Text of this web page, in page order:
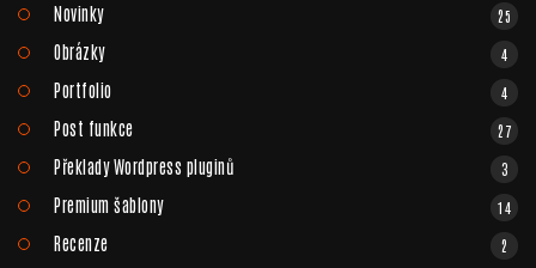
Novinky 25
Obrázky 4
Portfolio 4
Post funkce 27
Překlady Wordpress pluginů 3
Premium šablony 14
Recenze 2